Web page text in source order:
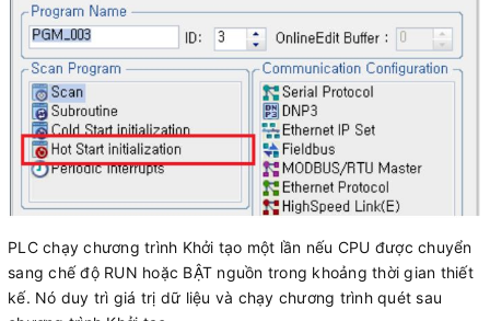
PLC chạy chương trình Khởi tạo một lần nếu CPU được chuyển
sang chế độ RUN hoặc BẬT nguồn trong khoảng thời gian thiết
kế. Nó duy trì giá trị dữ liệu và chạy chương trình quét sau